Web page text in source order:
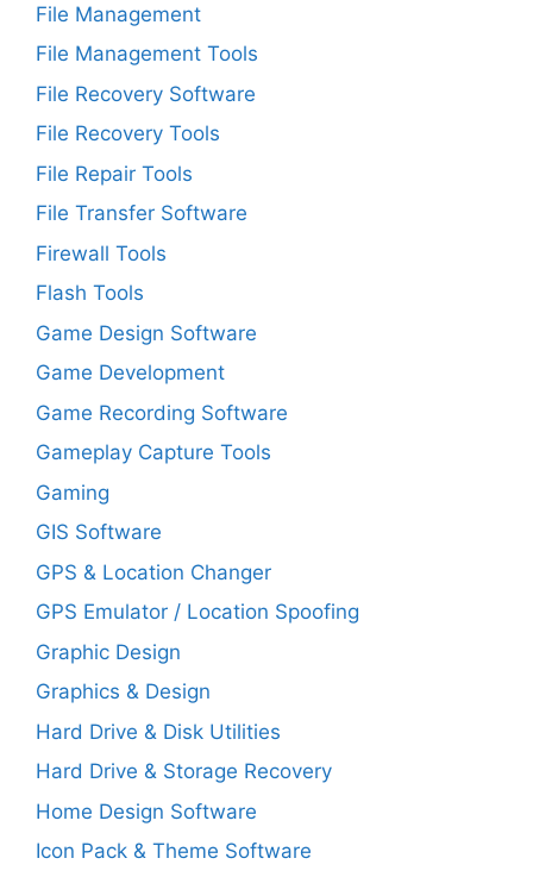
File Management
File Management Tools
File Recovery Software
File Recovery Tools
File Repair Tools
File Transfer Software
Firewall Tools
Flash Tools
Game Design Software
Game Development
Game Recording Software
Gameplay Capture Tools
Gaming
GIS Software
GPS & Location Changer
GPS Emulator / Location Spoofing
Graphic Design
Graphics & Design
Hard Drive & Disk Utilities
Hard Drive & Storage Recovery
Home Design Software
Icon Pack & Theme Software